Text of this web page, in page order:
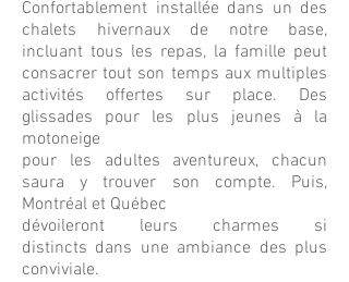
Confortablement installée dans un des
chalets hivernaux de notre base,
incluant tous les repas, la famille peut
consacrer tout son temps aux multiples
activités offertes sur place. Des
glissades pour les plus jeunes à la
motoneige
pour les adultes aventureux, chacun
saura y trouver son compte. Puis,
Montréal et Québec
dévoileront leurs charmes si
distincts dans une ambiance des plus
conviviale.